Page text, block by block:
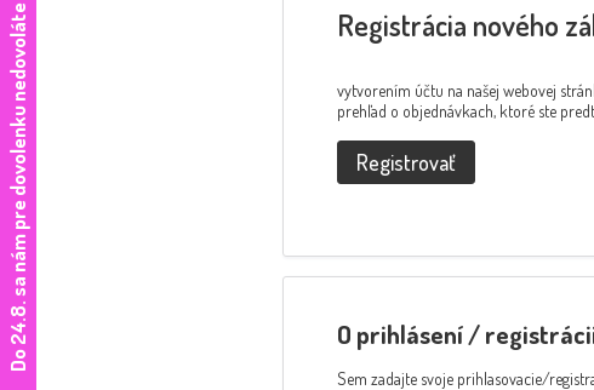
Registrácia nového
vytvorením účtu na našej webovej
prehľad o objednávkach, ktoré ste
Registrovať
O prihlásení /
Sem zadajte svoje prihlasovacie/
D
o
2
4
.
8
.
s
a
n
á
m
p
r
e
d
o
v
o
l
e
n
k
u
n
e
d
o
v
o
l
á
t
e